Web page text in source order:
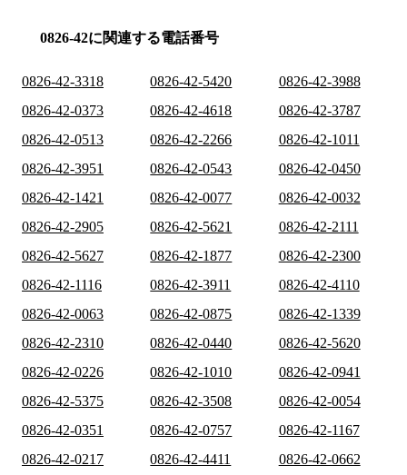
0826-42に関連する電話番号
0826-42-3318 0826-42-5420
0826-42-3988
0826-42-0373
0826-42-4618
0826-42-3787
0826-42-0513
0826-42-2266
0826-42-1011
0826-42-3951
0826-42-0543
0826-42-0450
0826-42-1421
0826-42-0077
0826-42-0032
0826-42-2905
0826-42-5621
0826-42-2111
0826-42-5627
0826-42-1877
0826-42-2300
0826-42-1116
0826-42-3911
0826-42-4110
0826-42-0063
0826-42-0875
0826-42-1339
0826-42-2310
0826-42-0440
0826-42-5620
0826-42-0226
0826-42-1010
0826-42-0941
0826-42-5375
0826-42-3508
0826-42-0054
0826-42-0351
0826-42-0757
0826-42-1167
0826-42-0217
0826-42-4411
0826-42-0662